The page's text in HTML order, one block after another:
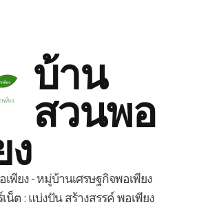
บ้าน
สวนพอ
ง
พียง - หมู่บ้านเศรษฐกิจพอเพียง
น็ต : แบ่งปัน สร้างสรรค์ พอเพียง